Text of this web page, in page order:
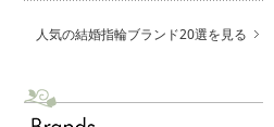
人気の結婚指輪ブランド20選を見る